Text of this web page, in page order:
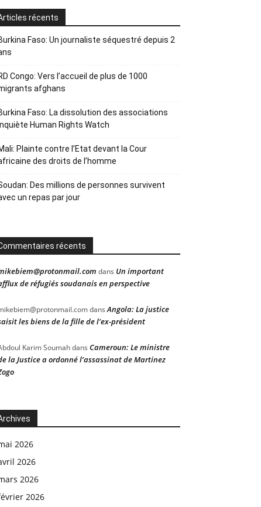
récents
Faso: Un journaliste séquestré depuis 2
Congo: Vers l’accueil de plus de 1000
afghans
Faso: La dissolution des associations
Human Rights Watch
Plainte contre l’Etat devant la Cour
des droits de l’homme
Des millions de personnes survivent
un repas par jour
récents
dans Un important
de réfugiés soudanais en perspective
dansAngola: La justice
les biens de la fille de l’ex-président
Karim Soumahdans Cameroun: Le ministre
la Justice a ordonné l’assassinat de Martinez
2026
2026
2026
2026